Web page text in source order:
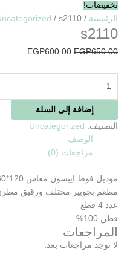
تخفيضات!
الرئيسية /
/ s2110
s2110
EGP650.00
EGP600.00
إضافة إلى السلة
التصنيف: Uncategorized
الوصف
مراجعات (0)
موديل فوط ايبسون مقاس 120*60
مطعم بجوبير مختلف ورقيق مطرز
عدد 4 قطع
قطن 100%
المراجعات
لا توجد مراجعات بعد.